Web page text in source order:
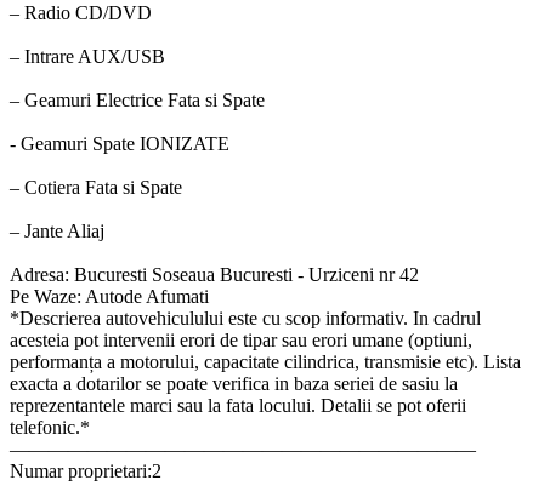
– Radio CD/DVD
– Intrare AUX/USB
– Geamuri Electrice Fata si Spate
- Geamuri Spate IONIZATE
– Cotiera Fata si Spate
– Jante Aliaj
Adresa: Bucuresti Soseaua Bucuresti - Urziceni nr 42
Pe Waze: Autode Afumati
*Descrierea autovehiculului este cu scop informativ. In cadrul
acesteia pot intervenii erori de tipar sau erori umane (optiuni,
performanța a motorului, capacitate cilindrica, transmisie etc). Lista
exacta a dotarilor se poate verifica in baza seriei de sasiu la
reprezentantele marci sau la fata locului. Detalii se pot oferii
telefonic.*
————————————————————————
Numar proprietari:2